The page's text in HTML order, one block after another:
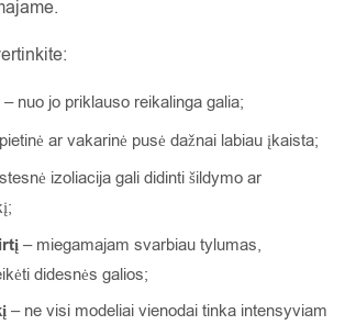
– nuo jo priklauso reikalinga galia;
ar vakarinė pusė dažnai labiau įkaista;
izoliacija gali didinti šildymo ar
– miegamajam svarbiau tylumas,
didesnės galios;
– ne visi modeliai vienodai tinka intensyviam